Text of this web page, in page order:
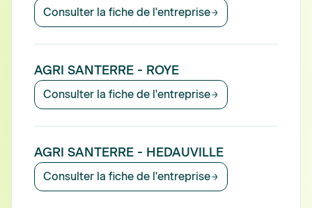
Consulter la fiche de l'entreprise
AGRI SANTERRE - ROYE
Consulter la fiche de l'entreprise
AGRI SANTERRE - HEDAUVILLE
Consulter la fiche de l'entreprise